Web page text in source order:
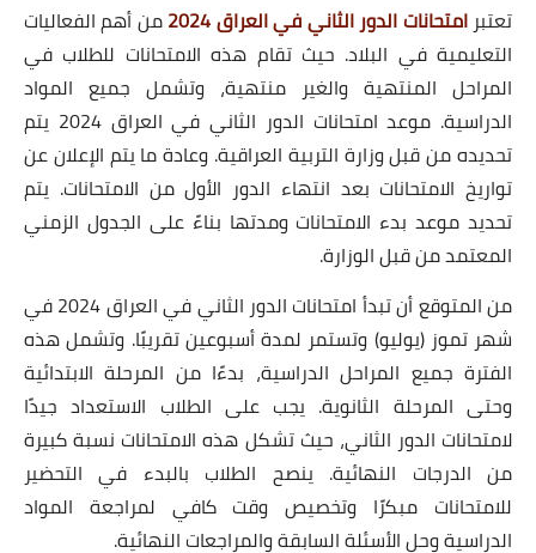
تعتبرامتحانات الدور الثاني في العراق 2024
من أهم الفعاليات
التعليمية في البلاد. حيث تقام هذه الامتحانات للطلاب في
المراحل المنتهية والغير منتهية، وتشمل جميع المواد
الدراسية. موعد امتحانات الدور الثاني في العراق 2024 يتم
تحديده من قبل وزارة التربية العراقية. وعادة ما يتم الإعلان عن
تواريخ الامتحانات بعد انتهاء الدور الأول من الامتحانات. يتم
تحديد موعد بدء الامتحانات ومدتها بناءً على الجدول الزمني
المعتمد من قبل الوزارة.
من المتوقع أن تبدأ امتحانات الدور الثاني في العراق 2024 في
شهر تموز (يوليو) وتستمر لمدة أسبوعين تقريبًا. وتشمل هذه
الفترة جميع المراحل الدراسية، بدءًا من المرحلة الابتدائية
وحتى المرحلة الثانوية. يجب على الطلاب الاستعداد جيدًا
لامتحانات الدور الثاني، حيث تشكل هذه الامتحانات نسبة كبيرة
من الدرجات النهائية. ينصح الطلاب بالبدء في التحضير
للامتحانات مبكرًا وتخصيص وقت كافي لمراجعة المواد
الدراسية وحل الأسئلة السابقة والمراجعات النهائية.